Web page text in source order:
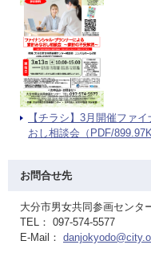
【チラシ】3月開催ファ
おし相談会（PDF/
お問合せ先
大分市男女共同参画センタ
TEL： 097-574-5577
E-Mail：